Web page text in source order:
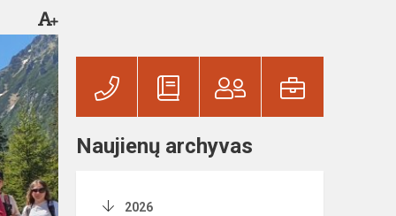
Naujienų archyvas
2026